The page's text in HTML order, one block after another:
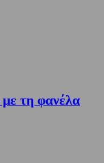
τη φανέλα